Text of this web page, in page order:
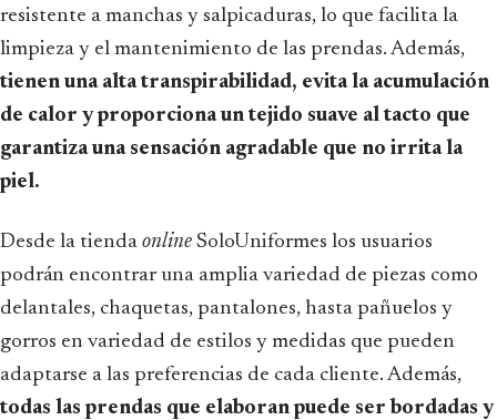
resistente a manchas y salpicaduras, lo que facilita la
limpieza y el mantenimiento de las prendas. Además,
tienen una alta transpirabilidad, evita la acumulación
de calor y proporciona un tejido suave al tacto que
garantiza una sensación agradable que no irrita la
piel.
Desde la tienda online SoloUniformes los usuarios
podrán encontrar una amplia variedad de piezas como
delantales, chaquetas, pantalones, hasta pañuelos y
gorros en variedad de estilos y medidas que pueden
adaptarse a las preferencias de cada cliente. Además,
todas las prendas que elaboran puede ser bordadas y